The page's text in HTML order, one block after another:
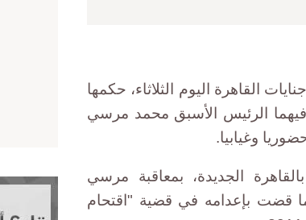
القاهرة اليوم الثلاثاء، حكمها
الرئيس الأسبق محمد مرسي
الجديدة، بمعاقبة مرسي
بينما قضت بإعدامه في قضية "اقتحام